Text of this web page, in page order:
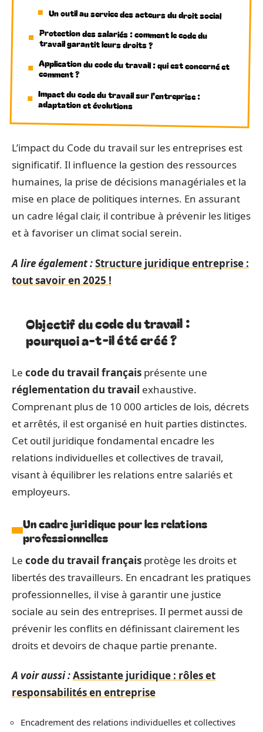
Un outil au service des acteurs du droit social
Protection des salariés : comment le code du
travail garantit leurs droits ?
Application du code du travail : qui est concerné et
comment ?
Impact du code du travail sur l’entreprise :
adaptation et évolutions
L’impact du Code du travail sur les entreprises est
significatif. Il influence la gestion des ressources
humaines, la prise de décisions managériales et la
mise en place de politiques internes. En assurant
un cadre légal clair, il contribue à prévenir les litiges
et à favoriser un climat social serein.
A lire également :Structure juridique entreprise :
tout savoir en 2025 !
Objectif du code du travail :
pourquoi a-t-il été créé ?
Le code du travail français présente une
réglementation du travail exhaustive.
Comprenant plus de 10 000 articles de lois, décrets
et arrêtés, il est organisé en huit parties distinctes.
Cet outil juridique fondamental encadre les
relations individuelles et collectives de travail,
visant à équilibrer les relations entre salariés et
employeurs.
Un cadre juridique pour les relations
professionnelles
Le code du travail français protège les droits et
libertés des travailleurs. En encadrant les pratiques
professionnelles, il vise à garantir une justice
sociale au sein des entreprises. Il permet aussi de
prévenir les conflits en définissant clairement les
droits et devoirs de chaque partie prenante.
A voir aussi :Assistante juridique : rôles et
responsabilités en entreprise
Encadrement des relations individuelles et collectives